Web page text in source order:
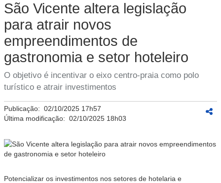
São Vicente altera legislação
para atrair novos
empreendimentos de
gastronomia e setor hoteleiro
O objetivo é incentivar o eixo centro-praia como polo
turístico e atrair investimentos
Publicação: 02/10/2025 17h57
Última modificação: 02/10/2025 18h03
Potencializar os investimentos nos setores de hotelaria e